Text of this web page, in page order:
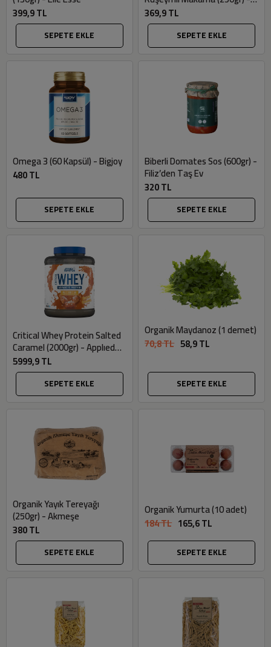
399,9 TL
SEPETE EKLE
Morelli
369,9 TL
SEPETE EKLE
Omega 3 (60 Kapsül) - Bigjoy
480 TL
SEPETE EKLE
Biberli Domates Sos (600gr) -
Filiz’den Taş Ev
320 TL
SEPETE EKLE
Critical Whey Protein Salted
Caramel (2000gr) - Applıed
Nutrıtıon
5999,9 TL
SEPETE EKLE
Organik Maydanoz (1 demet)
70,8 TL 58,9 TL
SEPETE EKLE
Organik Yayık Tereyağı
(250gr) - Akmeşe
380 TL
SEPETE EKLE
Organik Yumurta (10 adet)
184 TL 165,6 TL
SEPETE EKLE